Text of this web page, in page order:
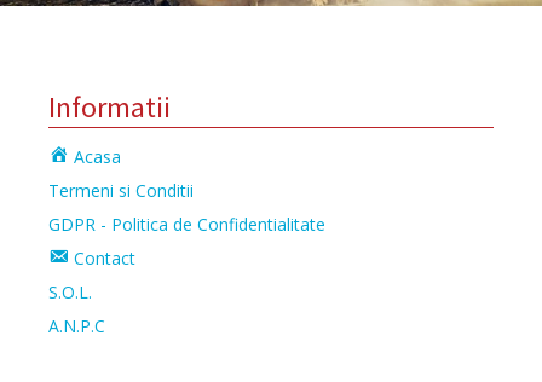
Informatii
Acasa
Termeni si Conditii
GDPR - Politica de Confidentialitate
Contact
S.O.L.
A.N.P.C